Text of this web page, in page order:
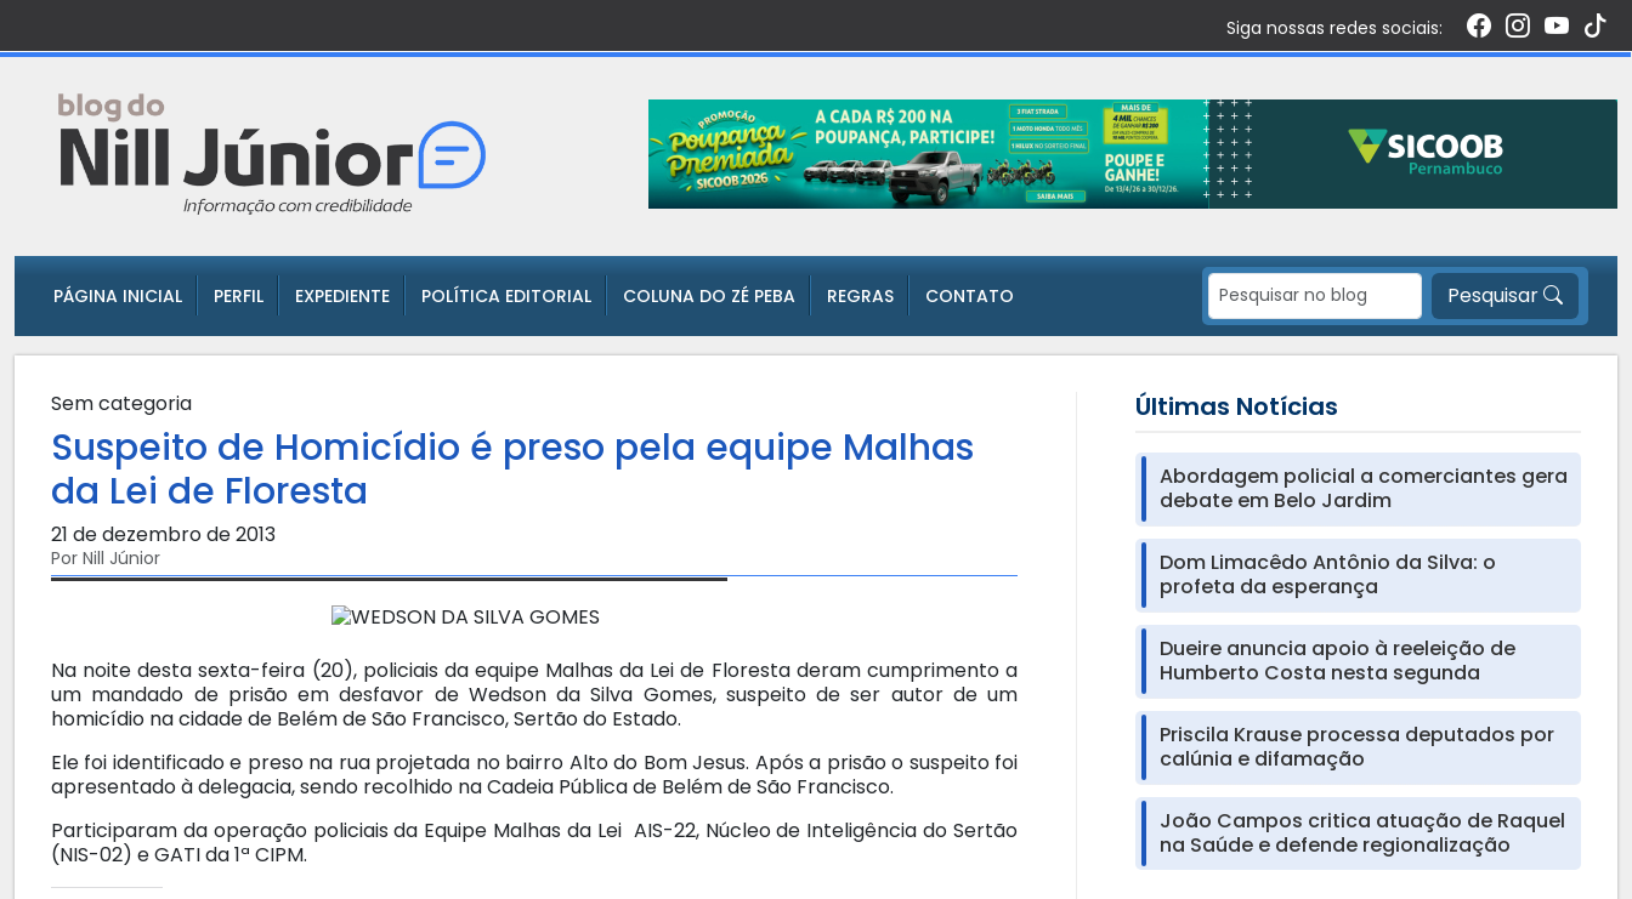
Siga nossas redes sociais:
PÁGINA INICIAL PERFIL EXPEDIENTE POLÍTICA EDITORIAL COLUNA DO ZÉ PEBA REGRAS CONTATO Pesquisar
Sem categoria
Suspeito de Homicídio é preso pela equipe Malhas
da Lei de Floresta
21 de dezembro de 2013
Por Nill Júnior
Na noite desta sexta-feira (20), policiais da equipe Malhas da Lei de Floresta deram cumprimento a
um mandado de prisão em desfavor de Wedson da Silva Gomes, suspeito de ser autor de um
homicídio na cidade de Belém de São Francisco, Sertão do Estado.
Ele foi identificado e preso na rua projetada no bairro Alto do Bom Jesus. Após a prisão o suspeito foi
apresentado à delegacia, sendo recolhido na Cadeia Pública de Belém de São Francisco.
Participaram da operação policiais da Equipe Malhas da Lei AIS-22, Núcleo de Inteligência do Sertão
(NIS-02) e GATI da 1ª CIPM.
Últimas Notícias
Abordagem policial a comerciantes gera
debate em Belo Jardim
Dom Limacêdo Antônio da Silva: o
profeta da esperança
Dueire anuncia apoio à reeleição de
Humberto Costa nesta segunda
Priscila Krause processa deputados por
calúnia e difamação
João Campos critica atuação de Raquel
na Saúde e defende regionalização